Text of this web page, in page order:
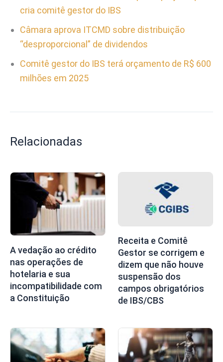
cria comitê gestor do IBS
Câmara aprova ITCMD sobre distribuição
“desproporcional” de dividendos
Comitê gestor do IBS terá orçamento de R$ 600
milhões em 2025
Relacionadas
A vedação ao crédito
nas operações de
hotelaria e sua
incompatibilidade com
a Constituição
Receita e Comitê
Gestor se corrigem e
dizem que não houve
suspensão dos
campos obrigatórios
de IBS/CBS